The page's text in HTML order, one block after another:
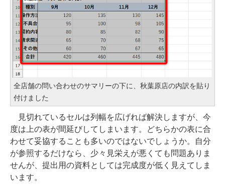
全店舗の問い合わせのサマリーの下に、秋葉原店の内訳を貼り
付けました
見切れているセルは列幅を広げれば解決しますが、今
度は上の表が間延びしてしまいます。どちらかの表に合
わせて妥協することも多いのではないでしょうか。自分
が参照するだけなら、少々見栄えが悪くても問題ありま
せんが、提出用の資料としては完成度が低く見えてしま
います。